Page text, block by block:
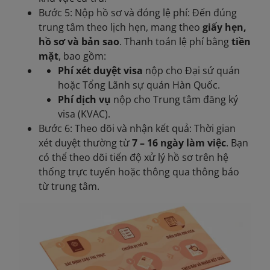
Bước 5: Nộp hồ sơ và đóng lệ phí: Đến đúng
trung tâm theo lịch hẹn, mang theo giấy hẹn,
hồ sơ và bản sao. Thanh toán lệ phí bằngtiền
mặt, bao gồm:
Phí xét duyệt visa nộp cho Đại sứ quán
hoặc Tổng Lãnh sự quán Hàn Quốc.
Phí dịch vụ nộp cho Trung tâm đăng ký
visa (KVAC).
Bước 6: Theo dõi và nhận kết quả: Thời gian
xét duyệt thường từ7 – 16 ngày làm việc. Bạn
có thể theo dõi tiến độ xử lý hồ sơ trên hệ
thống trực tuyến hoặc thông qua thông báo
từ trung tâm.